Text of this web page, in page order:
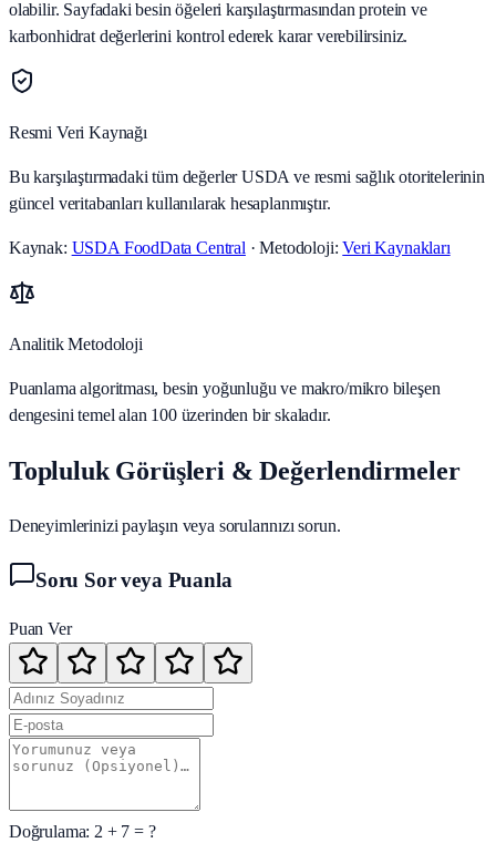
olabilir. Sayfadaki besin öğeleri karşılaştırmasından protein ve
karbonhidrat değerlerini kontrol ederek karar verebilirsiniz.
Resmi Veri Kaynağı
Bu karşılaştırmadaki tüm değerler USDA ve resmi sağlık otoritelerinin
güncel veritabanları kullanılarak hesaplanmıştır.
Kaynak: USDA FoodData Central · Metodoloji:Veri Kaynakları
Analitik Metodoloji
Puanlama algoritması, besin yoğunluğu ve makro/mikro bileşen
dengesini temel alan 100 üzerinden bir skaladır.
Topluluk Görüşleri & Değerlendirmeler
Deneyimlerinizi paylaşın veya sorularınızı sorun.
Soru Sor veya Puanla
Puan Ver
Doğrulama:2+ 7 = ?